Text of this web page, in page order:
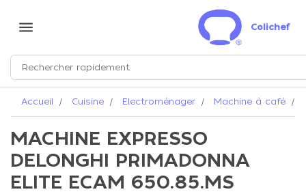
menu Colichef
Accueil Cuisine Electroménager Machine à café
MACHINE EXPRESSO
DELONGHI PRIMADONNA
ELITE ECAM 650.85.MS